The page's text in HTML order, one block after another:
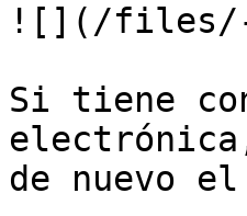
![](/files/-
Si tiene
de nuevo